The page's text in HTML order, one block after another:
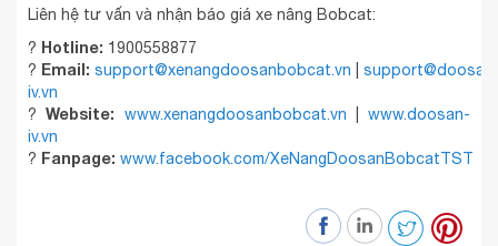
Liên hệ tư vấn và nhận báo giá xe nâng Bobcat:
? Hotline: 1900558877
? Email: support@xenangdoosanbobcat.vn
iv.vn
?Website: www.xenangdoosanbobcat.vn
www.doosan-
iv.vn
? Fanpage: www.facebook.com/XeNangDoosanBobcatTST